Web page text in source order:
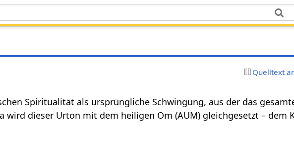
Quelltext
Spiritualität als ursprüngliche Schwingung, aus der das
wird dieser Urton mit dem heiligen Om (AUM) gleichgesetzt – dem